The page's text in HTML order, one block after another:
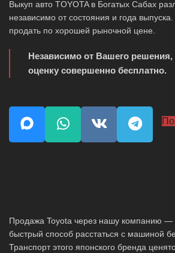
Выкуп авто TOYOTA в Богатых Сабах
независимо от состояния и года
продать по хорошей рыночной цене.
Независимо от Вашего решения,
оценку совершенно бесплатно.
Продажа Toyota через нашу компанию —
быстрый способ расстаться с машиной
Транспорт этого японского бренда